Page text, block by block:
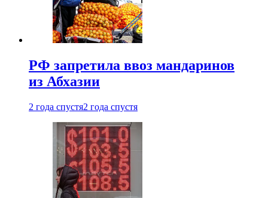
РФ запретила ввоз мандаринов
из Абхазии
2 года спустя2 года спустя